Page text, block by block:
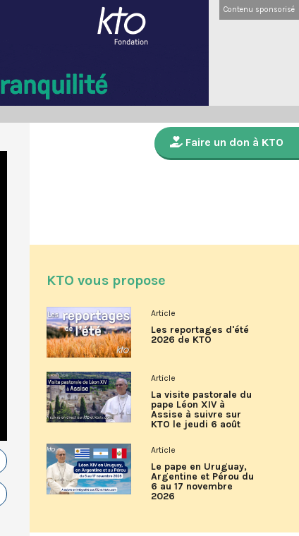
Contenu sponsorisé
Faire un don à KTO
KTO vous propose
Article
Les reportages d'été
2026 de KTO
Article
La visite pastorale du
pape Léon XIV à
Assise à suivre sur
KTO le jeudi 6 août
Article
Le pape en Uruguay,
Argentine et Pérou du
6 au 17 novembre
2026